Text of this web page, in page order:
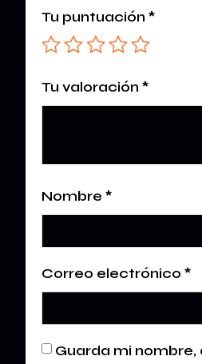
Tu puntuación *
Tu valoración *
Nombre *
Correo electrónico *
Guarda mi